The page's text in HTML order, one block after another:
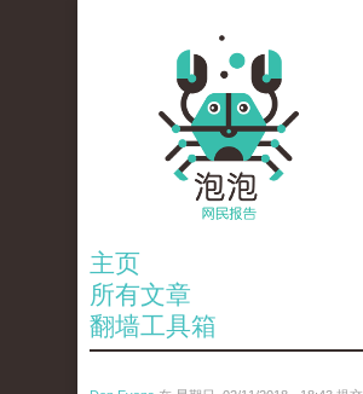
主页
所有文章
翻墙工具箱